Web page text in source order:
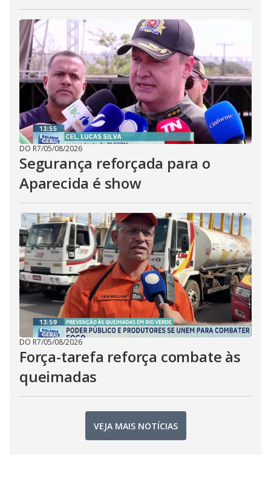
DO R7/05/08/2026
Segurança reforçada para o
Aparecida é show
DO R7/05/08/2026
Força-tarefa reforça combate às
queimadas
VEJA MAIS NOTÍCIAS